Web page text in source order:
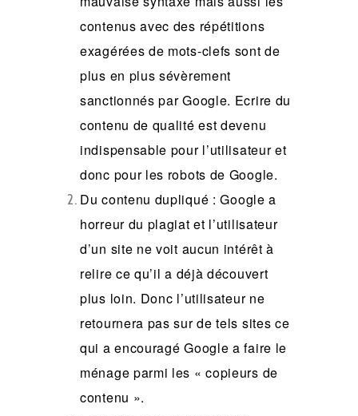
contenus avec des répétitions
exagérées de mots-clefs sont de
plus en plus sévèrement
sanctionnés par Google. Ecrire du
contenu de qualité est devenu
indispensable pour l’utilisateur et
donc pour les robots de Google.
Du contenu dupliqué : Google a
horreur du plagiat et l’utilisateur
d’un site ne voit aucun intérêt à
relire ce qu’il a déjà découvert
plus loin. Donc l’utilisateur ne
retournera pas sur de tels sites ce
qui a encouragé Google a faire le
ménage parmi les « copieurs de
contenu ».